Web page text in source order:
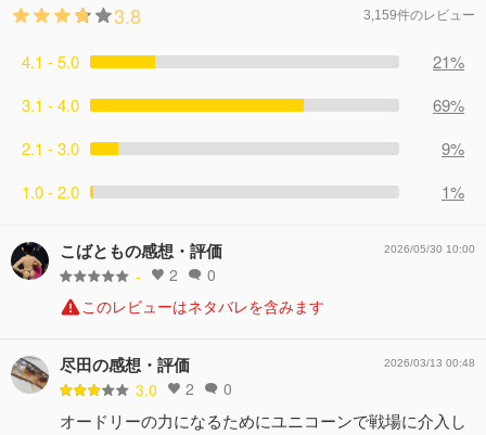
3.8 3,159件のレビュー
4.1 - 5.0
21%
3.1 - 4.0
69%
2.1 - 3.0
9%
1.0 - 2.0
1%
こばともの感想・評価
- 2 0
2026/05/30 10:00
このレビューはネタバレを含みます
尽田の感想・評価
3.0 2 0
2026/03/13 00:48
オードリーの力になるためにユニコーンで戦場に介入し